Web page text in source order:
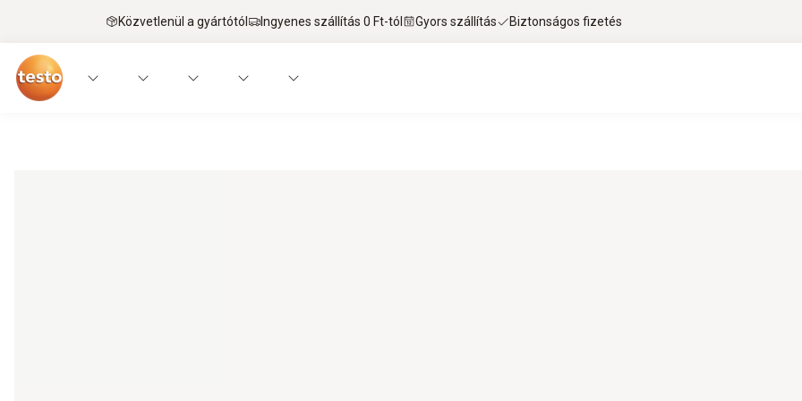
Közvetlenül a gyártótól Ingyenes szállítás 0 Ft-tól Gyors szállítás Biztonságos fizetés